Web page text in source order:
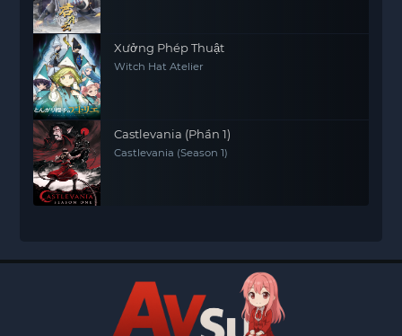
Xưởng Phép Thuật
Witch Hat Atelier
Castlevania (Phần 1)
Castlevania (Season 1)